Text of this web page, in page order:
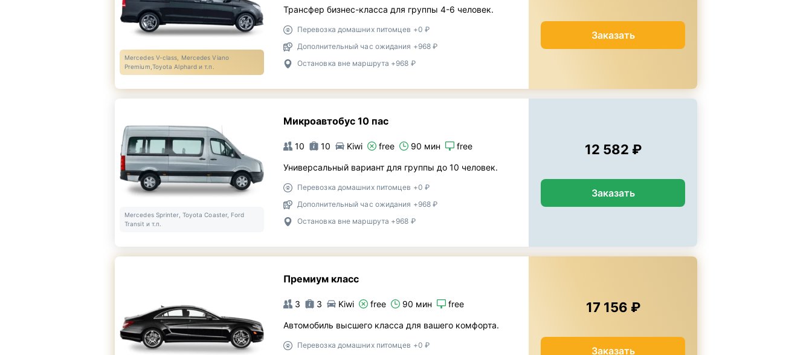
Mercedes V-class, Mercedes Viano
Premium,Toyota Alphard и т.п.
Трансфер бизнес-класса для группы 4-6 человек.
Перевозка домашних питомцев +0 ₽
Дополнительный час ожидания +968 ₽
Остановка вне маршрута +968 ₽
Заказать
Mercedes Sprinter, Toyota Coaster, Ford
Transit и т.п.
Микроавтобус 10 пас
10 10 Kiwi free 90 мин free
Универсальный вариант для группы до 10 человек.
Перевозка домашних питомцев +0 ₽
Дополнительный час ожидания +968 ₽
Остановка вне маршрута +968 ₽
12 582 ₽
Заказать
Премиум класс
3 3 Kiwi free 90 мин free
Автомобиль высшего класса для вашего комфорта.
Перевозка домашних питомцев +0 ₽
17 156 ₽
Заказать